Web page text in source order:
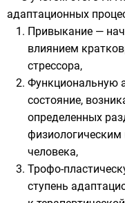
адаптационных
Привыкание —
влиянием
стрессора,
Функциональную
состояние,
определенных
физиологическим
человека,
Трофо-
ступень